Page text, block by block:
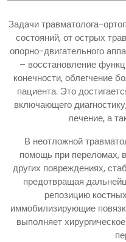
Задачи травматолога-
состояний, от острых
опорно-двигательного
– восстановление
конечности, облегчение
пациента. Это
включающего
лечение, а
В неотложной
помощь при переломах,
других повреждениях,
предотвращая
репозицию
иммобилизирующие
выполняет